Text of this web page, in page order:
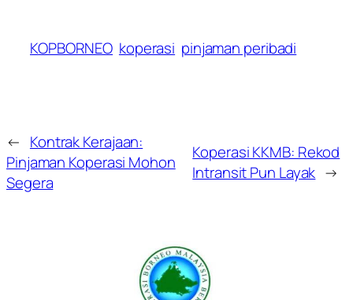
KOPBORNEO koperasi pinjaman peribadi
← Kontrak Kerajaan:
Pinjaman Koperasi Mohon
Segera
Koperasi KKMB: Rekod
Intransit Pun Layak →